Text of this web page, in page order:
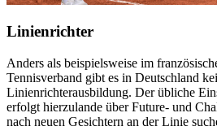
Linienrichter
Anders als beispielsweise im
Tennisverband gibt es in Deutschland
Linienrichterausbildung. Der übliche
erfolgt hierzulande über Future- und
nach neuen Gesichtern an der Linie